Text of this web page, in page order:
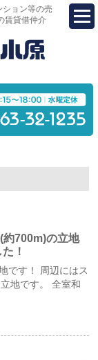
ョン等の売
賃貸借仲介
約700m)の立地
！
です！ 周辺にはス
地です。 全室和